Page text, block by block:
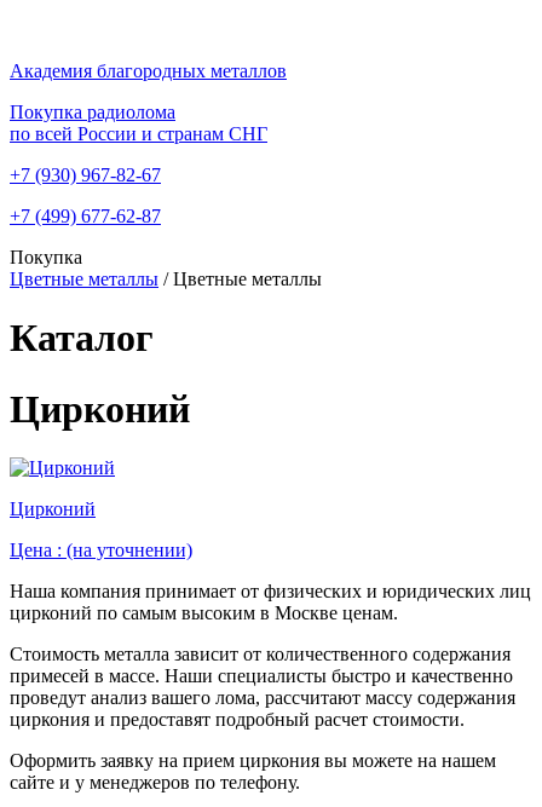
Академия благородных металлов
Покупка радиолома
по всей России и странам СНГ
+7 (930) 967-82-67
+7 (499) 677-62-87
Покупка
Цветные металлы / Цветные металлы
Каталог
Цирконий
Цирконий
Цена : (на уточнении)
Наша компания принимает от физических и юридических лиц
цирконий по самым высоким в Москве ценам.
Стоимость металла зависит от количественного содержания
примесей в массе. Наши специалисты быстро и качественно
проведут анализ вашего лома, рассчитают массу содержания
циркония и предоставят подробный расчет стоимости.
Оформить заявку на прием циркония вы можете на нашем
сайте и у менеджеров по телефону.